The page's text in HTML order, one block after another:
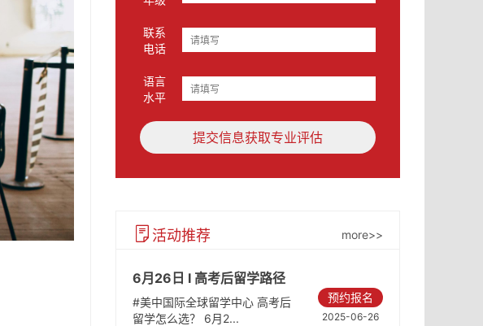
联系
电话
语言
水平
提交信息获取专业评估
活动推荐 more>>
6月26日 I 高考后留学路径
#美中国际全球留学中心 高考后
留学怎么选？ 6月2...
预约报名
2025-06-26